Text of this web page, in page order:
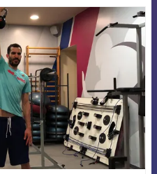
FCB Barcelona badge